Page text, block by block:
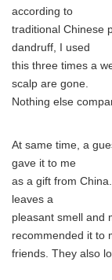
according to
traditional Chinese
dandruff, I used
this three times a
scalp are gone.
Nothing else
At same time, a
gave it to me
as a gift from
leaves a
pleasant smell and
recommended it to
friends. They also